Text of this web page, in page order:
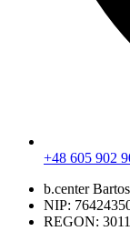
+48 605 902
b.center
NIP:
REGON: